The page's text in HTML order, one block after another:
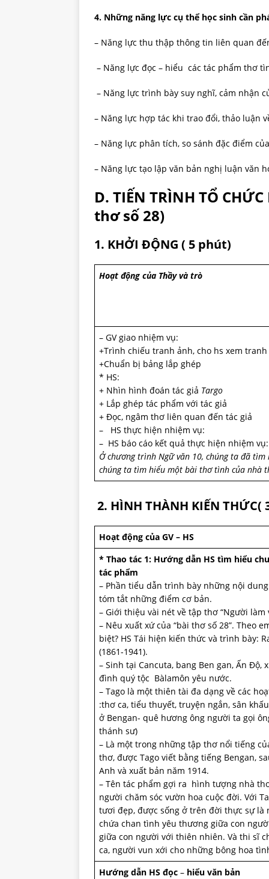
4. Những năng lực cụ thể học sinh cần
– Năng lực thu thập thông tin liên quan
– Năng lực đọc – hiểu các tác phẩm thơ
– Năng lực trình bày suy nghĩ, cảm nhận
– Năng lực hợp tác khi trao đổi, thảo luận
– Năng lực phân tích, so sánh đặc điểm
– Năng lực tạo lập văn bản nghị luận văn
D. TIẾN TRÌNH TỔ CHỨC
thơ số 28)
1. KHỞI ĐỘNG ( 5 phút)
Hoạt động của Thầy và trò
– GV giao nhiệm vụ:
+Trình chiếu tranh ảnh, cho hs xem tranh
+Chuẩn bị bảng lắp ghép
* HS:
+ Nhìn hình đoán tác giả Targo
+ Lắp ghép tác phẩm với tác giả
+ Đọc, ngâm thơ liên quan đến tác giả
– HS thực hiện nhiệm vụ:
– HS báo cáo kết quả thực hiện nhiệm
Ở chương trình Ngữ văn 10, chúng ta đã
chúng ta tìm hiểu một bài thơ tình của nhà
2. HÌNH THÀNH KIẾN THỨC(
Hoạt động của GV – HS
* Thao tác 1: Hướng dẫn HS tìm hiểu
tác phẩm
– Phần tiểu dẫn trình bày những nội dung
tóm tắt những điểm cơ bản.
– Giới thiệu vài nét về tập thơ “Người làm
– Nêu xuất xứ của “bài thơ số 28”. Theo
biệt? HS Tái hiện kiến thức và trình bày:
(1861-1941).
– Sinh tại Cancuta, bang Ben gan, Ấn Độ,
đình quý tộc Bàlamôn yêu nước.
– Tago là một thiên tài đa dạng về các
:thơ ca, tiểu thuyết, truyện ngắn, sân
ở Bengan- quê hương ông người ta gọi
thánh sư)
– Là một trong những tập thơ nổi tiếng
thơ, được Tago viết bằng tiếng Bengan,
Anh và xuất bản năm 1914.
– Tên tác phẩm gợi ra hình tượng nhà
người chăm sóc vườn hoa cuộc đời. Với
tươi đẹp, được sống ở trên đời thực sự là
chứa chan tình yêu thương giữa con
giữa con người với thiên nhiên. Và thi sĩ
ca, người vun xới cho những bông hoa
Hướng dẫn HS đọc – hiểu văn bản